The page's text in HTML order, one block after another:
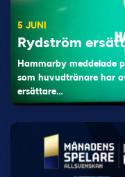
5 JUNI
Rydström
Hammarby meddelade
som huvudtränare har
ersättare…